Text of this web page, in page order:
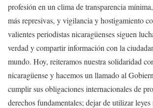
profesión en un clima de transparencia
más represivas, y vigilancia y hostigamiento
valientes periodistas nicaragüenses siguen
verdad y compartir información con la
mundo. Hoy, reiteramos nuestra solidaridad
nicaragüense y hacemos un llamado al
cumplir sus obligaciones internacionales de
derechos fundamentales; dejar de utilizar